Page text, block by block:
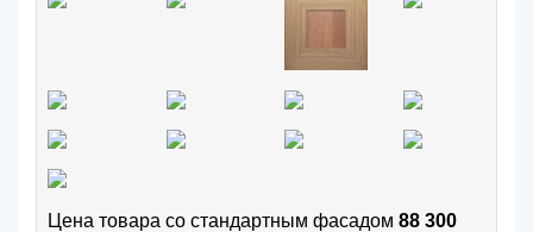
Цена товара cо стандартным фасадом 88 300